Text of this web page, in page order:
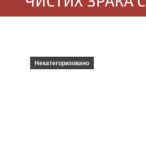
Некатегоризовано